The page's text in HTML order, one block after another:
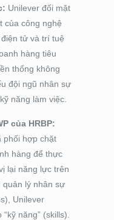
Unilever đối mặt
của công nghệ
tử và trí tuệ
hàng tiêu
thống không
đội ngũ nhân sự
năng làm việc.
của HRBP:
phối hợp chặt
hàng để thực
lại năng lực trên
quản lý nhân sự
Unilever
năng” (skills).